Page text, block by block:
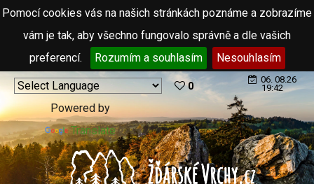
Pomocí cookies vás na našich stránkách poznáme a zobrazíme
vám je tak, aby všechno fungovalo správně a dle vašich
preferencí.
Rozumím a souhlasím Nesouhlasím
Powered by
Translate
0
06. 08.26
19:42